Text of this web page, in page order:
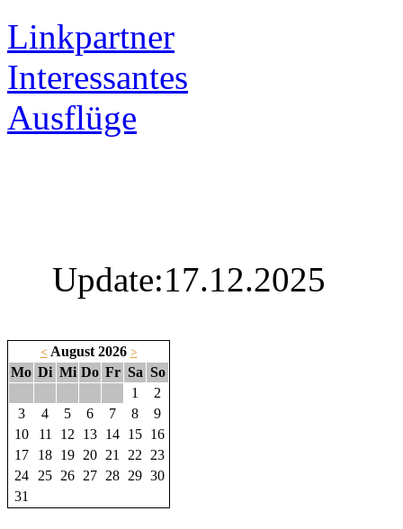
Linkpartner
Interessantes
Ausflüge
Update:17.12.2025
<August 2026 >
Mo Di Mi Do Fr Sa So
1
2
3
4 5 6 7 8
9
10
11 12 13 14 15 16
17
18 19 20 21 22
23
24
25 26 27 28 29 30
31